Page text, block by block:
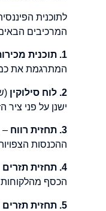
לתוכנית
המרכיבים
1. תוכנית מכירות
המתרגמת את
2. לוח סילוקין
ישנן על פני ציר
3. תחזית רווח
–
ההכנסות
4. תחזית תזרים הכנסות
הכסף
5. תחזית תזרים מזומנים